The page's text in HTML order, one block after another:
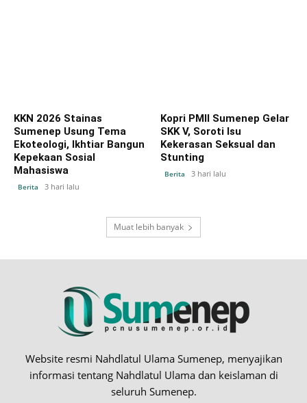
KKN 2026 Stainas
Sumenep Usung Tema
Ekoteologi, Ikhtiar Bangun
Kepekaan Sosial
Mahasiswa
Berita 3 hari lalu
Kopri PMII Sumenep Gelar
SKK V, Soroti Isu
Kekerasan Seksual dan
Stunting
Berita 3 hari lalu
Muat lebih banyak
Website resmi Nahdlatul Ulama Sumenep, menyajikan
informasi tentang Nahdlatul Ulama dan keislaman di
seluruh Sumenep.